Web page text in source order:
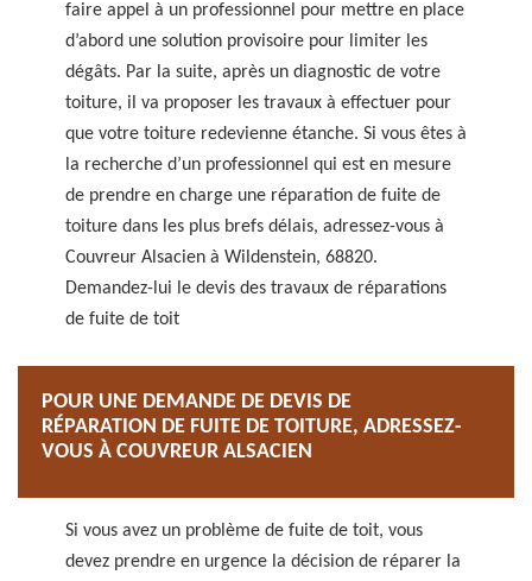
faire appel à un professionnel pour mettre en place
d’abord une solution provisoire pour limiter les
dégâts. Par la suite, après un diagnostic de votre
toiture, il va proposer les travaux à effectuer pour
que votre toiture redevienne étanche. Si vous êtes à
la recherche d’un professionnel qui est en mesure
de prendre en charge une réparation de fuite de
toiture dans les plus brefs délais, adressez-vous à
Couvreur Alsacien à Wildenstein, 68820.
Demandez-lui le devis des travaux de réparations
de fuite de toit
POUR UNE DEMANDE DE DEVIS DE
RÉPARATION DE FUITE DE TOITURE, ADRESSEZ-
VOUS À COUVREUR ALSACIEN
Si vous avez un problème de fuite de toit, vous
devez prendre en urgence la décision de réparer la